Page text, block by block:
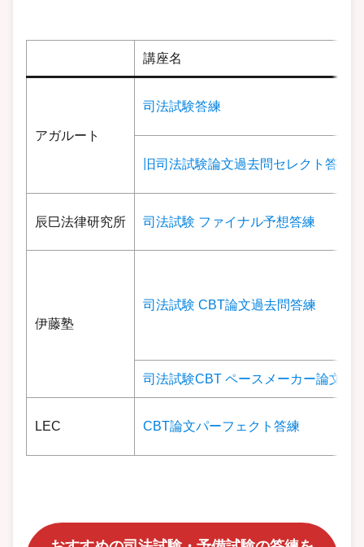
講座名
アガルート
司法試験答練
旧司法試験論文過去問セレクト答練
辰巳法律研究所 司法試験 ファイナル予想答練
伊藤塾
司法試験 CBT論文過去問答練
司法試験CBT ペースメーカー論文答
LEC CBT論文パーフェクト答練